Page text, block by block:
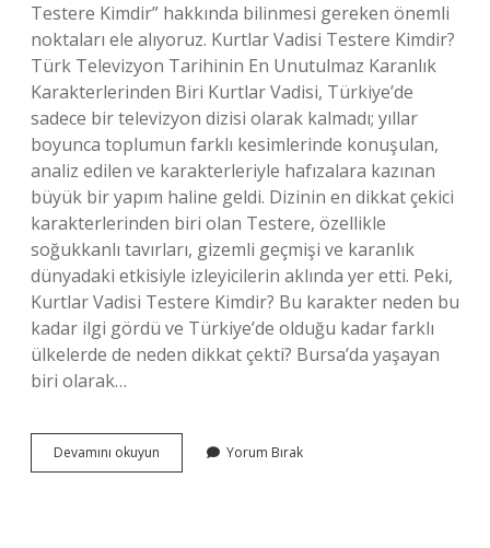
Testere Kimdir” hakkında bilinmesi gereken önemli
noktaları ele alıyoruz. Kurtlar Vadisi Testere Kimdir?
Türk Televizyon Tarihinin En Unutulmaz Karanlık
Karakterlerinden Biri Kurtlar Vadisi, Türkiye’de
sadece bir televizyon dizisi olarak kalmadı; yıllar
boyunca toplumun farklı kesimlerinde konuşulan,
analiz edilen ve karakterleriyle hafızalara kazınan
büyük bir yapım haline geldi. Dizinin en dikkat çekici
karakterlerinden biri olan Testere, özellikle
soğukkanlı tavırları, gizemli geçmişi ve karanlık
dünyadaki etkisiyle izleyicilerin aklında yer etti. Peki,
Kurtlar Vadisi Testere Kimdir? Bu karakter neden bu
kadar ilgi gördü ve Türkiye’de olduğu kadar farklı
ülkelerde de neden dikkat çekti? Bursa’da yaşayan
biri olarak…
Devamını okuyun
Vadisi
Yorum Bırak